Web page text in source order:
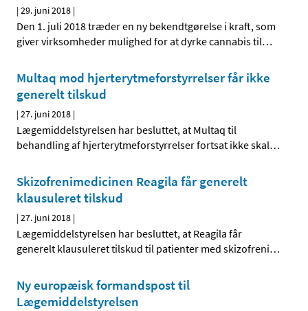
|29. juni 2018 |
Den 1. juli 2018 træder en ny bekendtgørelse i kraft, som
giver virksomheder mulighed for at dyrke cannabis til…
Multaq mod hjerterytmeforstyrrelser får ikke
generelt tilskud
|27. juni 2018 |
Lægemiddelstyrelsen har besluttet, at Multaq til
behandling af hjerterytmeforstyrrelser fortsat ikke skal…
Skizofrenimedicinen Reagila får generelt
klausuleret tilskud
|27. juni 2018 |
Lægemiddelstyrelsen har besluttet, at Reagila får
generelt klausuleret tilskud til patienter med skizofreni…
Ny europæisk formandspost til
Lægemiddelstyrelsen